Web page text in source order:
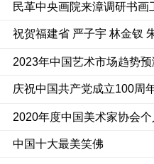
民革中央画院来漳调研书画
祝贺福建省 严子宇 林金钗
2023年中国艺术市场趋势预
庆祝中国共产党成立100
2020年度中国美术家协会
中国十大最美笑佛